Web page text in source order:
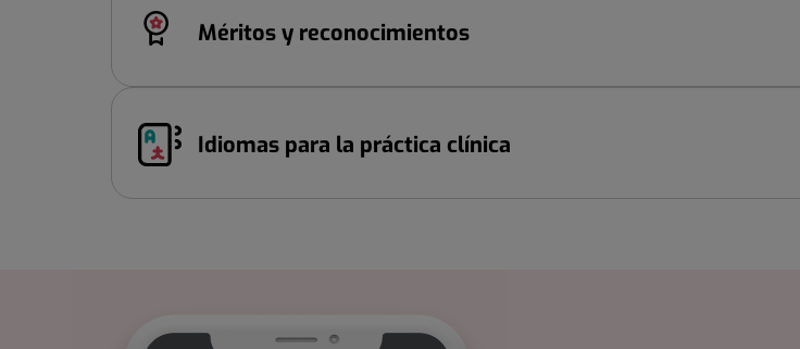
Méritos y reconocimientos
Idiomas para la práctica clínica